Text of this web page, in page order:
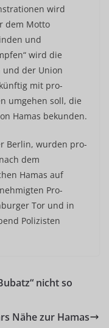
wird
dem Motto
und
wird die
und der Union
mit pro-
umgehen soll, die
Hamas bekunden.
Berlin, wurden pro-
dem
Hamas auf
Pro-
Tor und in
Polizisten
nicht so
Nähe zur Hamas